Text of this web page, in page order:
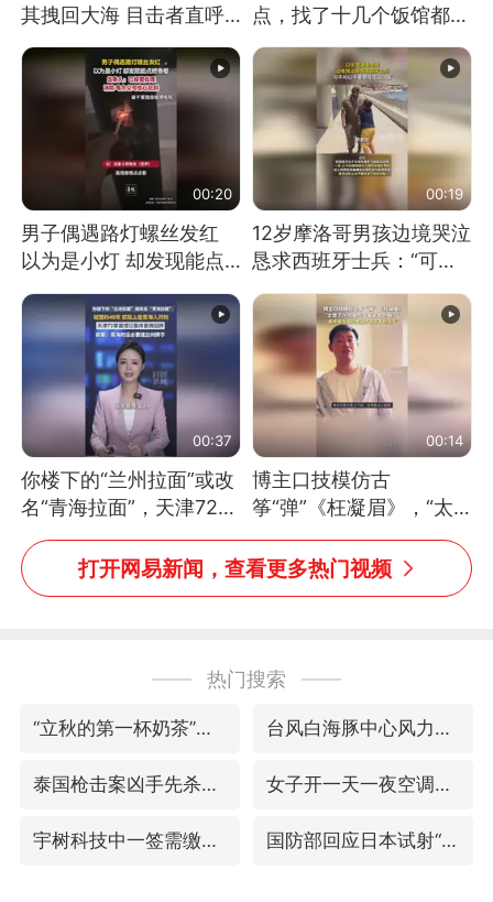
其拽回大海 目击者直呼
震惊 （视频来源：参考
消息）
点，找了十几个饭馆都没
开门：午休到几点
00:20
男子偶遇路灯螺丝发红
以为是小灯 却发现能点
燃香烟 当事人：已报警
处理
00:19
12岁摩洛哥男孩边境哭泣
恳求西班牙士兵：“可不
可以不要把我遣返回国”
00:37
你楼下的“兰州拉面”或改
名“青海拉面”，天津72家
面馆已集体更换招牌
00:14
博主口技模仿古
筝“弹”《枉凝眉》，“太
像了～你是吃古筝长大的
吗？”“或将成为首位考级
不带古筝的选手。”（来
打开网易新闻，查看更多热门视频
热门搜索
“立秋的第一杯奶茶”又爆单了 台风白海豚中心风力增强
泰国枪击案凶手先杀祖父母后行凶 女子开一天一夜空调后二氧化碳中毒
宇树科技中一签需缴款7.54万元 国防部回应日本试射“战斧”导弹